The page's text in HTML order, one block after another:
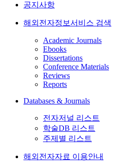
공지사항
해외전자정보서비스 검색
Academic Journals
Ebooks
Dissertations
Conference Materials
Reviews
Reports
Databases & Journals
전자저널 리스트
학술DB 리스트
주제별 리스트
해외전자자료 이용안내